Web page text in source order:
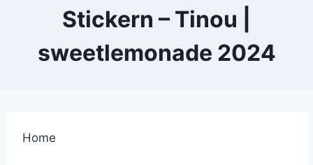
Stickern – Tinou |
sweetlemonade 2024
Home